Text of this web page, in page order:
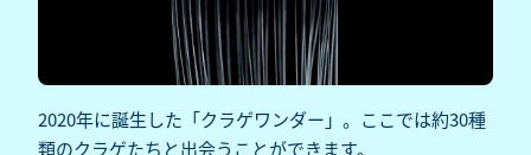
2020年に誕生した「クラゲワンダー」。ここでは約30種
類のクラゲたちと出会うことができます。